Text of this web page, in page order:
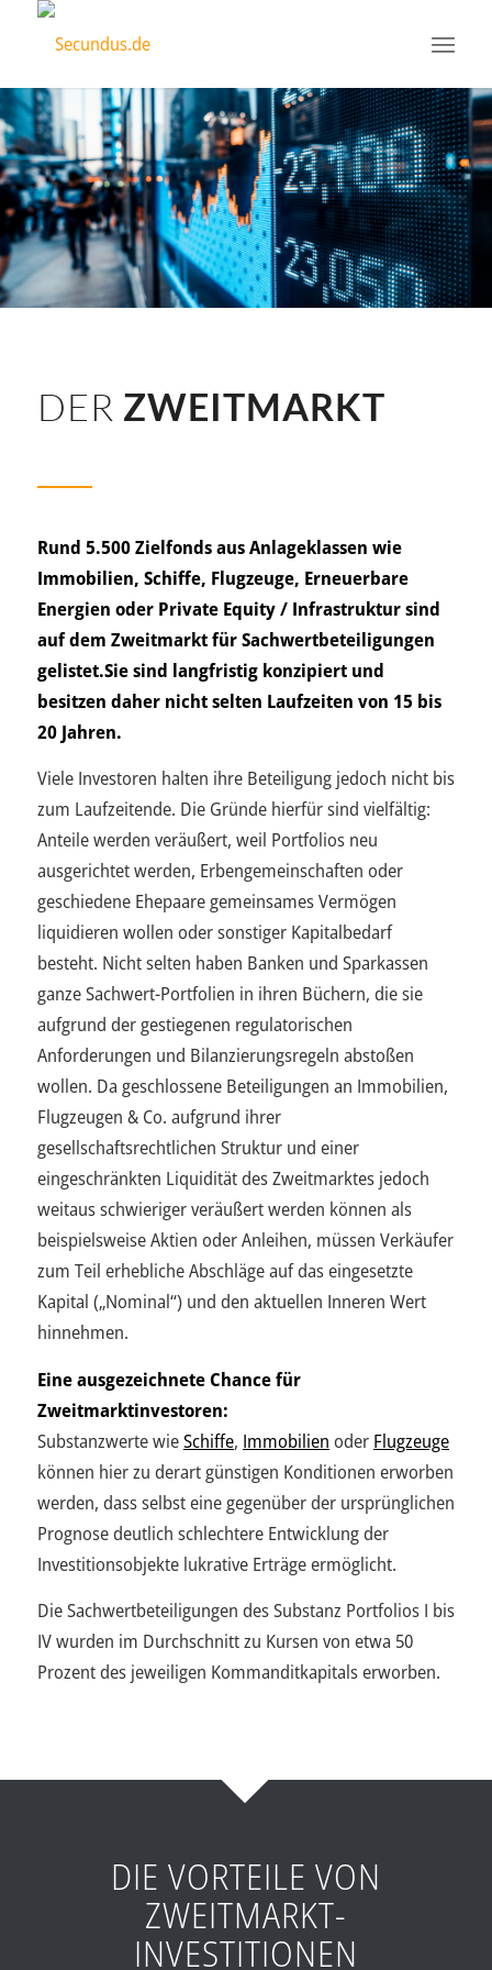
DER ZWEITMARKT
Rund 5.500 Zielfonds aus Anlageklassen wie
Immobilien, Schiffe, Flugzeuge, Erneuerbare
Energien oder Private Equity / Infrastruktur sind
auf dem Zweitmarkt für Sachwertbeteiligungen
gelistet.Sie sind langfristig konzipiert und
besitzen daher nicht selten Laufzeiten von 15 bis
20 Jahren.
Viele Investoren halten ihre Beteiligung jedoch nicht bis
zum Laufzeitende. Die Gründe hierfür sind vielfältig:
Anteile werden veräußert, weil Portfolios neu
ausgerichtet werden, Erbengemeinschaften oder
geschiedene Ehepaare gemeinsames Vermögen
liquidieren wollen oder sonstiger Kapitalbedarf
besteht. Nicht selten haben Banken und Sparkassen
ganze Sachwert-Portfolien in ihren Büchern, die sie
aufgrund der gestiegenen regulatorischen
Anforderungen und Bilanzierungsregeln abstoßen
wollen. Da geschlossene Beteiligungen an Immobilien,
Flugzeugen & Co. aufgrund ihrer
gesellschaftsrechtlichen Struktur und einer
eingeschränkten Liquidität des Zweitmarktes jedoch
weitaus schwieriger veräußert werden können als
beispielsweise Aktien oder Anleihen, müssen Verkäufer
zum Teil erhebliche Abschläge auf das eingesetzte
Kapital („Nominal“) und den aktuellen Inneren Wert
hinnehmen.
Eine ausgezeichnete Chance für
Zweitmarktinvestoren:
Substanzwerte wieSchiffe, Immobilien oder Flugzeuge
können hier zu derart günstigen Konditionen erworben
werden, dass selbst eine gegenüber der ursprünglichen
Prognose deutlich schlechtere Entwicklung der
Investitionsobjekte lukrative Erträge ermöglicht.
Die Sachwertbeteiligungen des Substanz Portfolios I bis
IV wurden im Durchschnitt zu Kursen von etwa 50
Prozent des jeweiligen Kommanditkapitals erworben.
DIE VORTEILE VON
ZWEITMARKT-
INVESTITIONEN